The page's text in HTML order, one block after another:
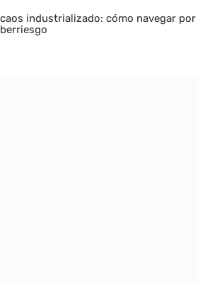
industrializado: cómo navegar por